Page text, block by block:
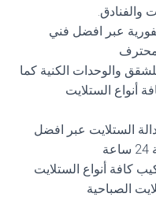
والفنادق.
عبر افضل فني
والوحدات الكنية كما
أنواع الستلايت
الستلايت عبر افضل
كافة أنواع الستلايت
الصباحية